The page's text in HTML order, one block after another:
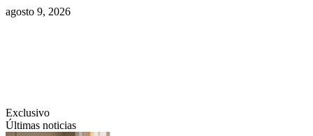
Saltar
agosto 9, 2026
Exclusivo
Últimas noticias